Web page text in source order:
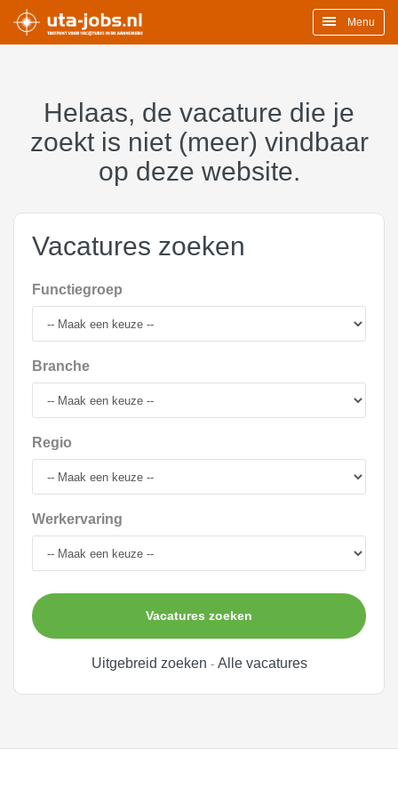
Menu
Helaas, de vacature die je
zoekt is niet (meer) vindbaar
op deze website.
Vacatures zoeken
Functiegroep
Branche
Regio
Werkervaring
Vacatures zoeken
Uitgebreid zoeken - Alle vacatures